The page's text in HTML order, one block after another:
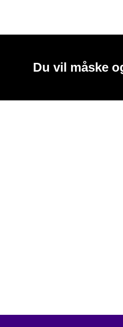
Du vil måske